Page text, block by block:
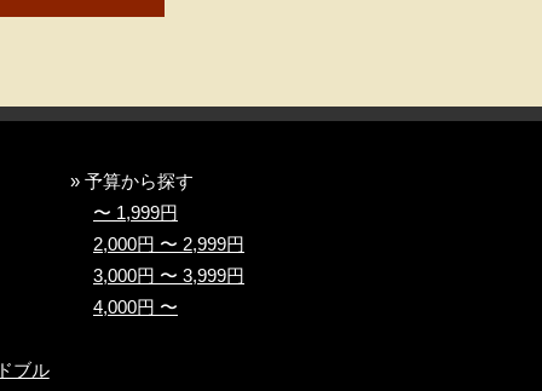
ブル
» 予算から探す
〜 1,999円
2,000円 〜 2,999円
3,000円 〜 3,999円
4,000円 〜